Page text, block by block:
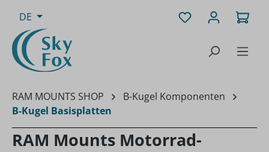
Zum Hauptinhalt springen
DE Du hast 0
RAM MOUNTS SHOP
B-Kugel Komponenten
B-Kugel Basisplatten
RAM Mounts Motorrad-